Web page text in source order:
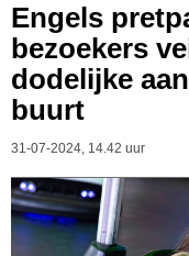
Engels
bezoekers
dodelijke
buurt
31-07-2024, 14.42 uur